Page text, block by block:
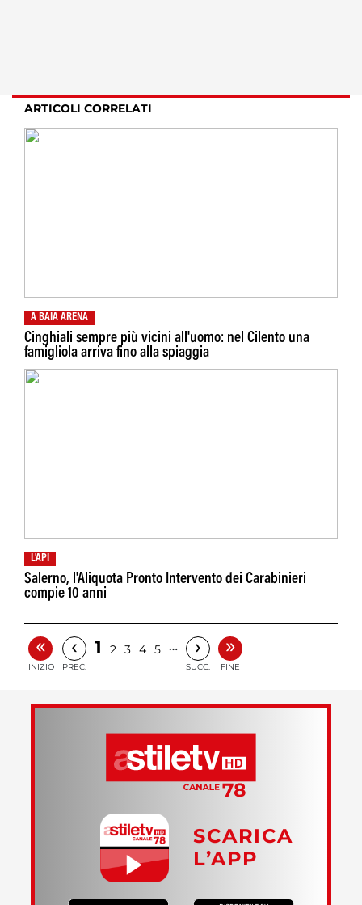
ARTICOLI CORRELATI
A BAIA ARENA
Cinghiali sempre più vicini all'uomo: nel Cilento una
famigliola arriva fino alla spiaggia
L'API
Salerno, l'Aliquota Pronto Intervento dei Carabinieri
compie 10 anni
«
INIZIO
‹
PREC.
1 2 3 4 5 … ›
SUCC.
»
FINE
SCARICA
L’APP